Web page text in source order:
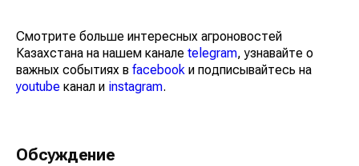
Смотрите больше интересных агроновостей
Казахстана на нашем канале telegram, узнавайте о
важных событиях в facebook и подписывайтесь на
youtube канал и instagram.
Обсуждение